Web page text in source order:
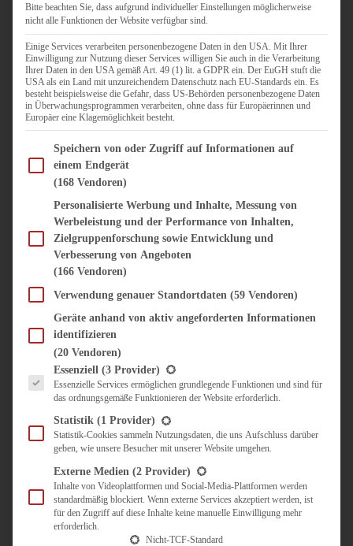
FLEISCH & FISCH
GRILLEN / BARBECUE
HERZHAFTES BACKEN
ONE-POT-GERICHTE
PASTA & NUDELGERICHTE
PIZZA, TARTES & QUICHES
REIS & RISOTTO
SALATE & SNACKS
SUPPENKASPEREIEN
VORSPEISEN
SÜSS & HERZHAFT
BROTAUFSTRICH
DIPS, SAUCEN, CHUTNEYS
KÜCHENGESCHENKE
UNTERWEGS
KULINARISCH UNTERWEGS
ÜBER MICH
ZUSAMMENARBEIT
Bitte beachten Sie, dass aufgrund individueller Einstellungen möglicherweise
nicht alle Funktionen der Website verfügbar sind.
Einige Services verarbeiten personenbezogene Daten in den USA. Mit Ihrer
Einwilligung zur Nutzung dieser Services willigen Sie auch in die Verarbeitung
Ihrer Daten in den USA gemäß Art. 49 (1) lit. a GDPR ein. Der EuGH stuft die
USA als ein Land mit unzureichendem Datenschutz nach EU-Standards ein. Es
besteht beispielsweise die Gefahr, dass US-Behörden personenbezogene Daten
in Überwachungsprogrammen verarbeiten, ohne dass für Europäerinnen und
Europäer eine Klagemöglichkeit besteht.
Im Folgenden finden Sie eine Liste der Zwecke des IAB Transparency and Consent
Speichern von oder Zugriff auf Informationen auf
einem Endgerät
(168 Vendoren)
Personalisierte Werbung und Inhalte, Messung von
Werbeleistung und der Performance von Inhalten,
Zielgruppenforschung sowie Entwicklung und
Verbesserung von Angeboten
(166 Vendoren)
Verwendung genauer Standortdaten (59 Vendoren)
Geräte anhand von aktiv angeforderten Informationen
identifizieren
(20 Vendoren)
Es folgt eine Liste der Service-Gruppen, für die eine Einwilligung erteilt werden
Essenziell (3 Provider)
Essenzielle Services ermöglichen grundlegende Funktionen und sind für
das ordnungsgemäße Funktionieren der Website erforderlich.
Statistik (1 Provider)
Statistik-Cookies sammeln Nutzungsdaten, die uns Aufschluss darüber
geben, wie unsere Besucher mit unserer Website umgehen.
Externe Medien (2 Provider)
Inhalte von Videoplattformen und Social-Media-Plattformen werden
standardmäßig blockiert. Wenn externe Services akzeptiert werden, ist
für den Zugriff auf diese Inhalte keine manuelle Einwilligung mehr
erforderlich.
Nicht-TCF-Standard